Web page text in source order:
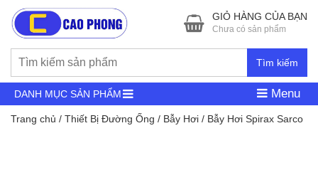
Tìm kiếm
GIỎ HÀNG CỦA BẠN
Chưa có sản phẩm
DANH MỤC SẢN PHẨM Menu
Trang chủ / Thiết Bị Đường Ống / Bẫy Hơi / Bẫy Hơi Spirax Sarco